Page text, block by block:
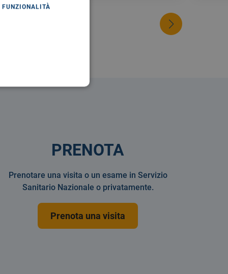
PRENOTA
Prenotare una visita o un esame in Servizio
Sanitario Nazionale o privatamente.
Prenota una visita
FUNZIONALITÀ